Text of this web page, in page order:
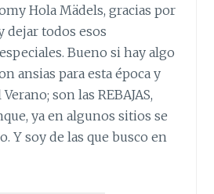
Hola Mädels, gracias por
dejar todos esos
Bueno si hay algo
ansias para esta época y
son las REBAJAS,
ya en algunos sitios se
Y soy de las que busco en